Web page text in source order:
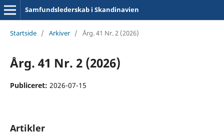
Samfundslederskab i Skandinavien
Startside / Arkiver / Årg. 41 Nr. 2 (2026)
Årg. 41 Nr. 2 (2026)
Publiceret: 2026-07-15
Artikler